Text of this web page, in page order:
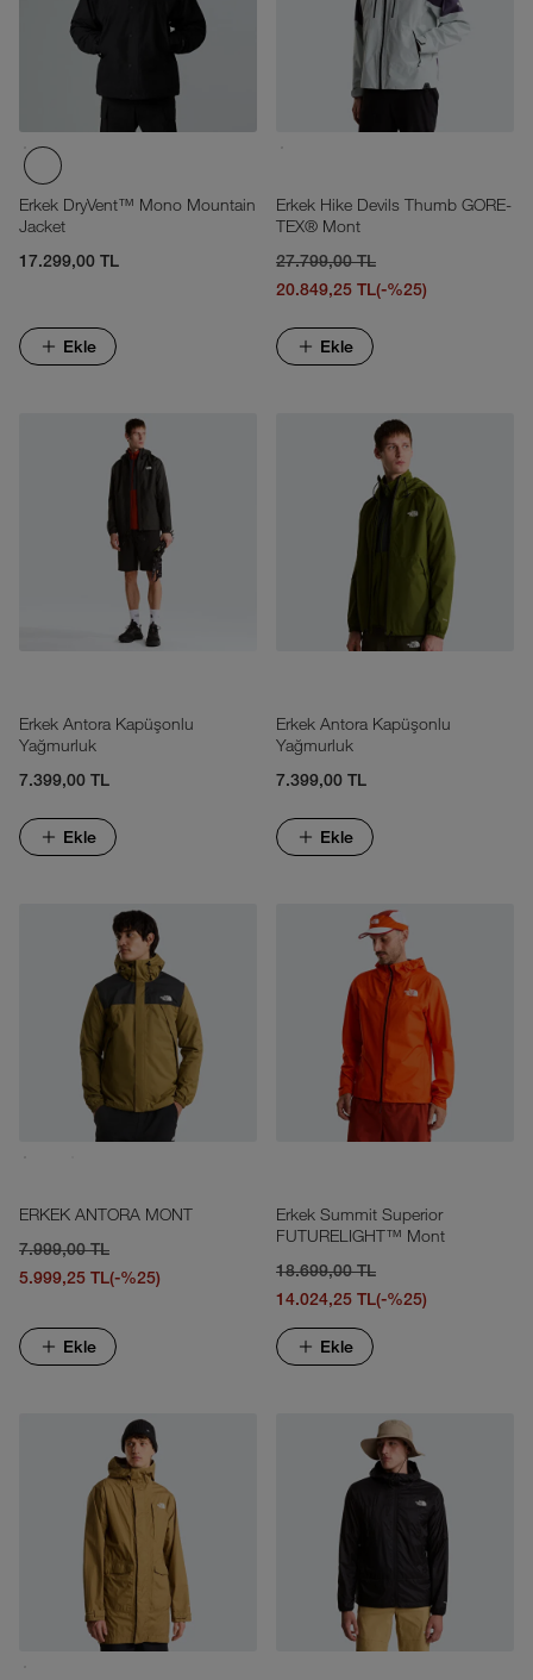
Erkek DryVent™ Mono Mountain
Jacket
17.299,00 TL
Ekle
Erkek Hike Devils Thumb GORE-
TEX® Mont
27.799,00 TL
20.849,25 TL(-%25)
Ekle
Erkek Antora Kapüşonlu
Yağmurluk
7.399,00 TL
Ekle
Erkek Antora Kapüşonlu
Yağmurluk
7.399,00 TL
Ekle
ERKEK ANTORA MONT
7.999,00 TL
5.999,25 TL(-%25)
Ekle
Erkek Summit Superior
FUTURELIGHT™ Mont
18.699,00 TL
14.024,25 TL(-%25)
Ekle